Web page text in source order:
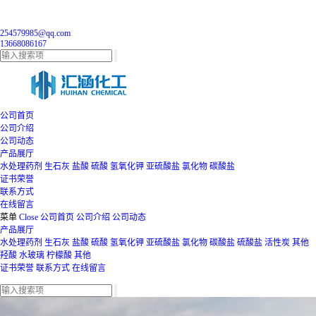
254579985@qq.com
13668086167
公司首页
公司介绍
公司动态
产品展厅
水处理药剂 生石灰 盐酸 硫酸 氢氧化钾 亚硫酸盐 氯化物 碳酸盐
证书荣誉
联系方式
在线留言
菜单 Close 公司首页 公司介绍 公司动态
产品展厅
水处理药剂 生石灰 盐酸 硫酸 氢氧化钾 亚硫酸盐 氯化物 碳酸盐 硫酸盐 活性炭 其他
羟酸 水玻璃 柠檬酸 其他
证书荣誉 联系方式 在线留言